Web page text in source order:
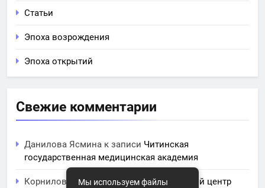
Статьи
Эпоха возрождения
Эпоха открытий
Свежие комментарии
Данилова Ясмина к записи Читинская
государственная медицинская академия
Корнилова Анитак записиЧПОУ Учебный центр
Мы используем файлы